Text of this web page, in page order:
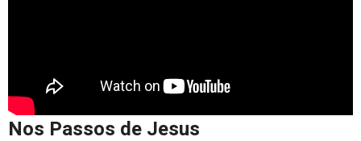
Nos Passos de Jesus